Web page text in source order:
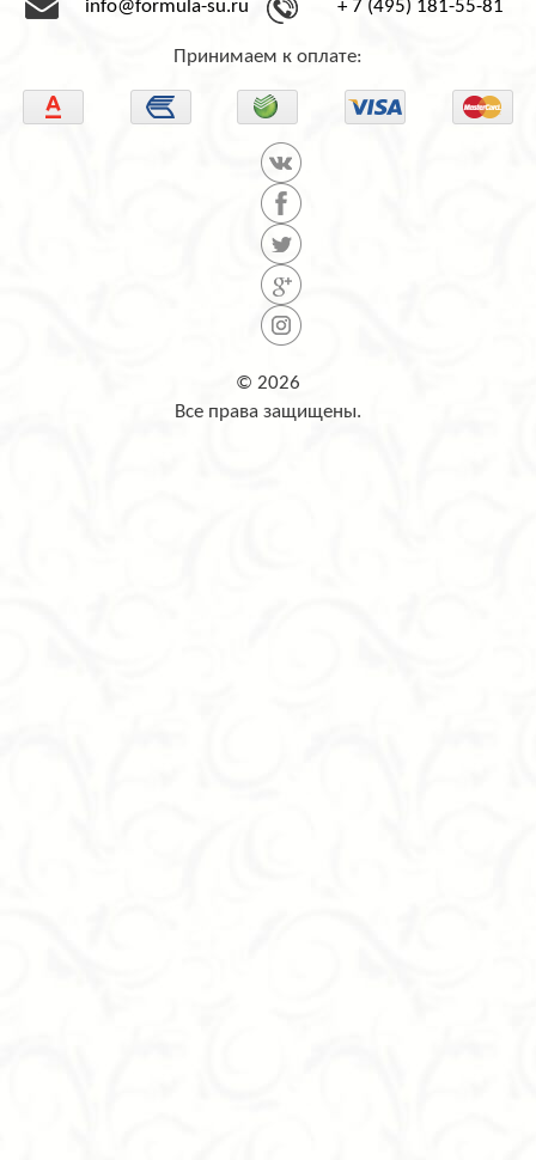
info@formula-su.ru + 7 (495) 181-55-81
Принимаем к оплате:
© 2026
Все права защищены.